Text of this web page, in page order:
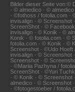
Bilder dieser Seite von:©
· © almedico · ©
· ©fothoss / fotolia.com ·
invisalign · © Screenshot
ScreenShot · ©
invisalign · © Konik · ©
Konik · © fotolia.com · ©
fotolia.com · © Konik · ©
Screenshot · ©Udo Hoeft
invisalign · © Screenshot
Screenshot · ©
· ©Mariia Pazhyna /
ScreenShot · ©Yuri
· © Konik · © Screenshot
almedico · © Screenshot
· ©fotogestoeber /